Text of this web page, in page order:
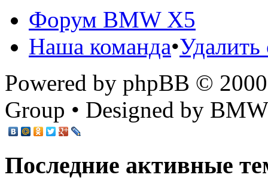
Форум BMW X5
Наша команда•
Powered by phpBB ©
Group • Designed by
Последние активные